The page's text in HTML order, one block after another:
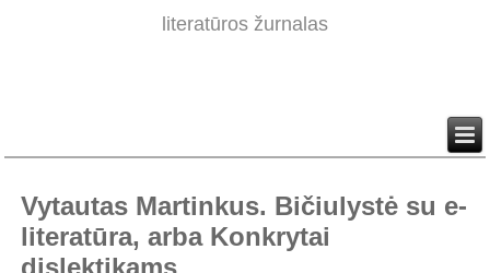
literatūros žurnalas
Vytautas Martinkus. Bičiulystė su e-
literatūra, arba Konkrytai